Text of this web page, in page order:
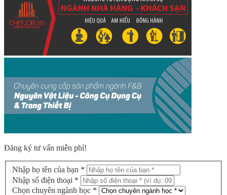
Đăng ký tư vấn miễn phí!
Nhập họ tên của bạn *
Nhập số điện thoại *
Chọn chuyên ngành học *